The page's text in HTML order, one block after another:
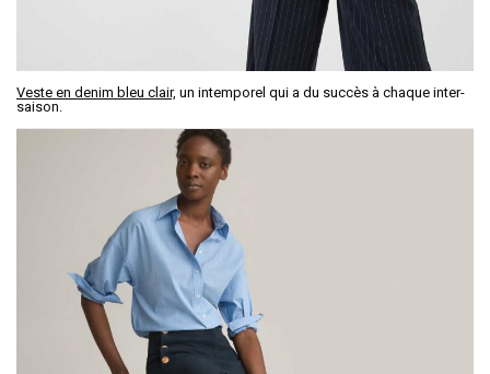
Veste en denim bleu clair, un intemporel qui a du succès à chaque inter-
saison.